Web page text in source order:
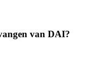
van DAI?